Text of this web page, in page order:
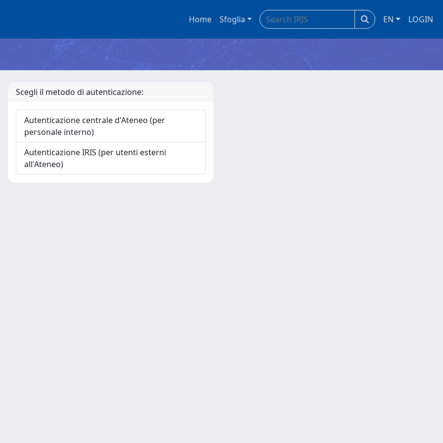
Home Sfoglia EN LOGIN
Scegli il metodo di autenticazione:
Autenticazione centrale d'Ateneo (per
personale interno)
Autenticazione IRIS (per utenti esterni
all'Ateneo)